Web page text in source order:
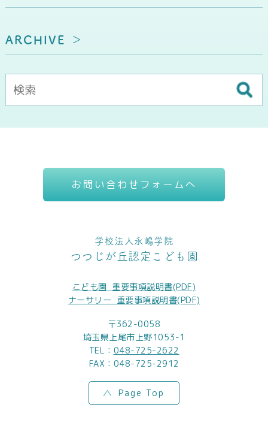
ARCHIVE
お問い合わせフォームへ
学校法人永嶋学院
つつじが丘認定こども園
こども園_重要事項説明書(PDF)
ナーサリー_重要事項説明書(PDF)
〒362-0058
埼玉県上尾市上野1053-1
TEL： 048-725-2622
FAX：048-725-2912
Page Top